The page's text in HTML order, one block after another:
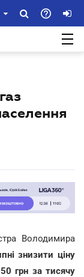
Володимира
знизити ціну
грн за тисячу